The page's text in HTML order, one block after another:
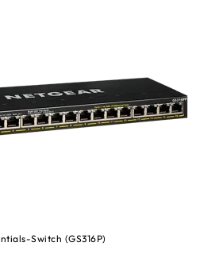
Switch (GS316P)